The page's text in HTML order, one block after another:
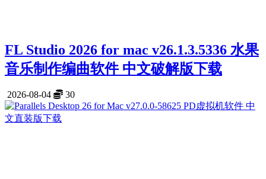
FL Studio 2026 for mac v26.1.3.5336 水果
音乐制作编曲软件 中文破解版下载
2026-08-04 30